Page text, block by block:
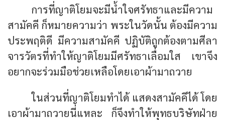
การที่ญาติโยมจะมีน้ำใจศรัทธาและมีความ
สามัคคี ก็หมายความว่า พระในวัดนั้น ต้องมีความ
ประพฤติดี มีความสามัคคี ปฏิบัติถูกต้องตามศีลา
จารวัตรที่ทำให้ญาติโยมมีศรัทธาเลื่อมใส เขาจึง
อยากจะร่วมมือช่วยเหลือโดยเอาผ้ามาถวาย
ในส่วนที่ญาติโยมทำได้ แสดงสามัคคีได้ โดย
เอาผ้ามาถวายนี่แหละ ก็จึงทำให้พุทธบริษัทฝ่าย